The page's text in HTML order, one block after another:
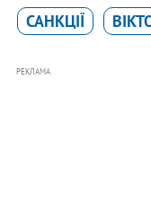
САНКЦІЇ
РЕКЛАМА